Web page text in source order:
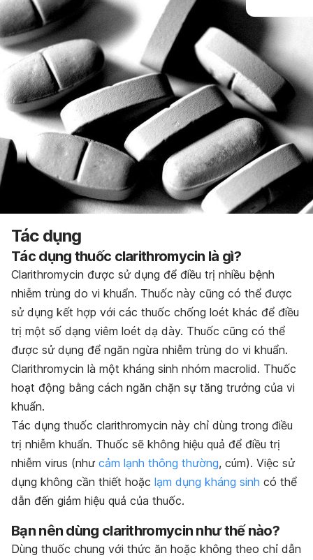
Tác dụng
Tác dụng thuốc clarithromycin là gì?
Clarithromycin được sử dụng để điều trị nhiều bệnh
nhiễm trùng do vi khuẩn. Thuốc này cũng có thể được
sử dụng kết hợp với các thuốc chống loét khác để điều
trị một số dạng viêm loét dạ dày. Thuốc cũng có thể
được sử dụng để ngăn ngừa nhiễm trùng do vi khuẩn.
Clarithromycin là một kháng sinh nhóm macrolid. Thuốc
hoạt động bằng cách ngăn chặn sự tăng trưởng của vi
khuẩn.
Tác dụng thuốc clarithromycin này chỉ dùng trong điều
trị nhiễm khuẩn. Thuốc sẽ không hiệu quả để điều trị
nhiễm virus (như cảm lạnh thông thường, cúm). Việc sử
dụng không cần thiết hoặc lạm dụng kháng sinh có thể
dẫn đến giảm hiệu quả của thuốc.
Bạn nên dùng clarithromycin như thế nào?
Dùng thuốc chung với thức ăn hoặc không theo chỉ dẫn